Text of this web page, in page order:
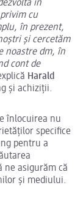
în
cu
în prezent,
și cercetăm
noastre dm, în
cont de
Harald
și achiziții.
înlocuirea nu
specifice
pentru a
ne asigurăm că
și mediului.